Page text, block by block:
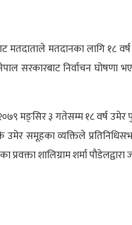
मतदानका लागि १८
सरकारबाट निर्वाचन घोषणा
मङ्सिर ३ गतेसम्म १८ वर्ष
समूहका व्यक्तिले
शालिग्राम शर्मा पौडेलद्वारा